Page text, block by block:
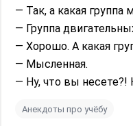
— Так, а какая
— Группа
— Хорошо. А какая
— Мысленная.
— Ну, что вы несете?!
Анекдоты про учёбу